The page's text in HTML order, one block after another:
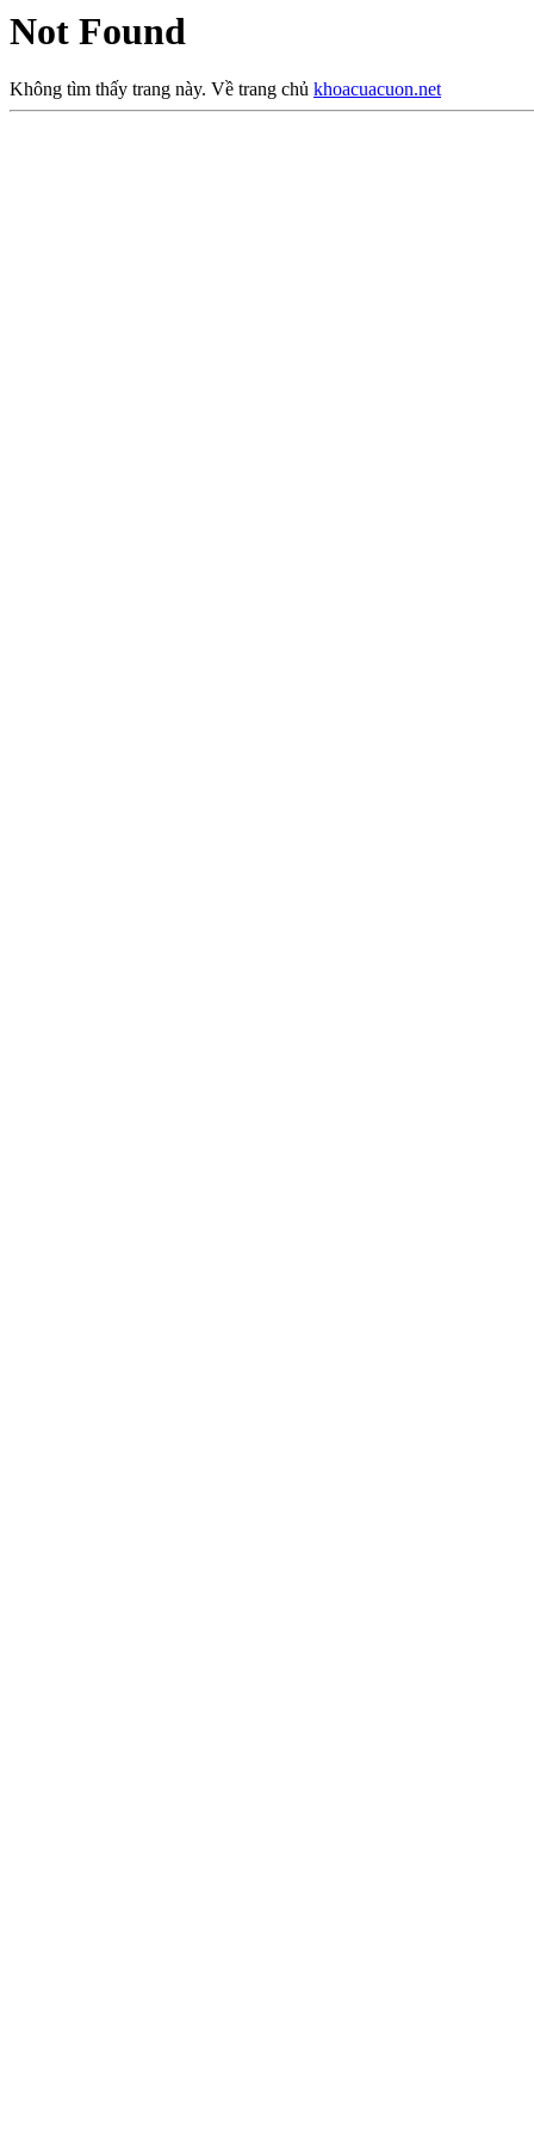
Not Found
Không tìm thấy trang này. Về trang chủ khoacuacuon.net